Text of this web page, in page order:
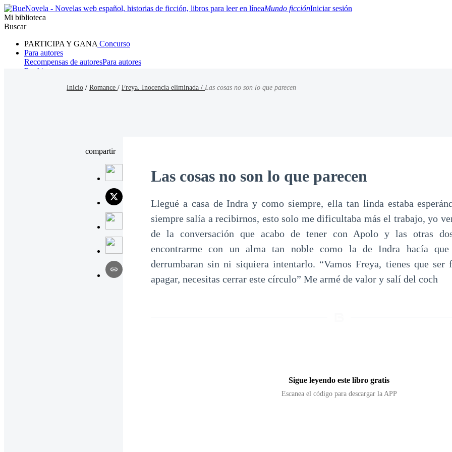
Mundo ficciónIniciar sesión
Mi biblioteca
Buscar
PARTICIPA Y GANA Concurso
Para autores
Recompensas de autoresPara autores
Ranking
Inicio / Romance / Freya. Inocencia eliminada / Las cosas no son lo que parecen
compartir
Las cosas no son lo que parecen
Llegué a casa de Indra y como siempre, ella tan linda estaba
siempre salía a recibirnos, esto solo me dificultaba más el trabajo, yo
de la conversación que acabo de tener con Apolo y las otras
encontrarme con un alma tan noble como la de Indra hacía
derrumbaran sin ni siquiera intentarlo. “Vamos Freya, tienes que ser
apagar, necesitas cerrar este círculo” Me armé de valor y salí del coch
Sigue leyendo este libro gratis
Escanea el código para descargar la APP